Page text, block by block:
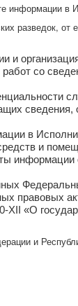
информации в
разведок, от
и
со
сведения,
в
и
информации
правовых
XII «О
и